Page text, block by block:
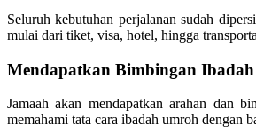
Seluruh kebutuhan perjalanan sudah
mulai dari tiket, visa, hotel, hingga
Mendapatkan Bimbingan Ibadah
Jamaah akan mendapatkan arahan dan
memahami tata cara ibadah umroh dengan